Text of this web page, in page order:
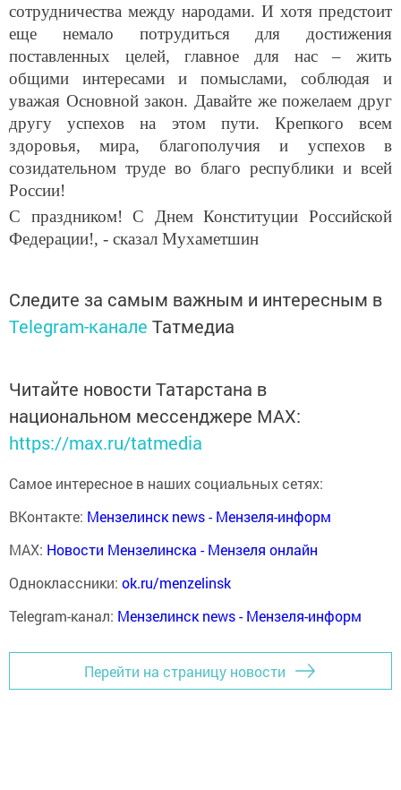
сотрудничества между народами. И хотя предстоит
еще немало потрудиться для достижения
поставленных целей, главное для нас – жить
общими интересами и помыслами, соблюдая и
уважая Основной закон. Давайте же пожелаем друг
другу успехов на этом пути. Крепкого всем
здоровья, мира, благополучия и успехов в
созидательном труде во благо республики и всей
России!
С праздником! С Днем Конституции Российской
Федерации!, - сказал Мухаметшин
Следите за самым важным и интересным в
Telegram-канале Татмедиа
Читайте новости Татарстана в
национальном мессенджере MАХ:
https://max.ru/tatmedia
Самое интересное в наших социальных сетях:
ВКонтакте: Мензелинск news - Мензеля-информ
MAX: Новости Мензелинска - Мензеля онлайн
Одноклассники: ok.ru/menzelinsk
Telegram-канал: Мензелинск news - Мензеля-информ
Перейти на страницу новости